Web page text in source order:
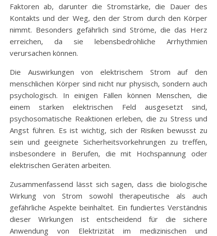
Faktoren ab, darunter die Stromstärke, die Dauer des
Kontakts und der Weg, den der Strom durch den Körper
nimmt. Besonders gefährlich sind Ströme, die das Herz
erreichen, da sie lebensbedrohliche Arrhythmien
verursachen können.
Die Auswirkungen von elektrischem Strom auf den
menschlichen Körper sind nicht nur physisch, sondern auch
psychologisch. In einigen Fällen können Menschen, die
einem starken elektrischen Feld ausgesetzt sind,
psychosomatische Reaktionen erleben, die zu Stress und
Angst führen. Es ist wichtig, sich der Risiken bewusst zu
sein und geeignete Sicherheitsvorkehrungen zu treffen,
insbesondere in Berufen, die mit Hochspannung oder
elektrischen Geräten arbeiten.
Zusammenfassend lässt sich sagen, dass die biologische
Wirkung von Strom sowohl therapeutische als auch
gefährliche Aspekte beinhaltet. Ein fundiertes Verständnis
dieser Wirkungen ist entscheidend für die sichere
Anwendung von Elektrizität im medizinischen und